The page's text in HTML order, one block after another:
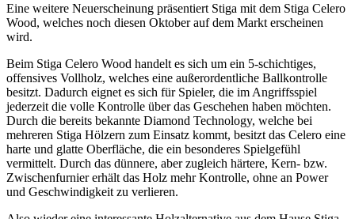
Eine weitere Neuerscheinung präsentiert Stiga mit dem Stiga Celero
Wood, welches noch diesen Oktober auf dem Markt erscheinen
wird.
Beim Stiga Celero Wood handelt es sich um ein 5-schichtiges,
offensives Vollholz, welches eine außerordentliche Ballkontrolle
besitzt. Dadurch eignet es sich für Spieler, die im Angriffsspiel
jederzeit die volle Kontrolle über das Geschehen haben möchten.
Durch die bereits bekannte Diamond Technology, welche bei
mehreren Stiga Hölzern zum Einsatz kommt, besitzt das Celero eine
harte und glatte Oberfläche, die ein besonderes Spielgefühl
vermittelt. Durch das dünnere, aber zugleich härtere, Kern- bzw.
Zwischenfurnier erhält das Holz mehr Kontrolle, ohne an Power
und Geschwindigkeit zu verlieren.